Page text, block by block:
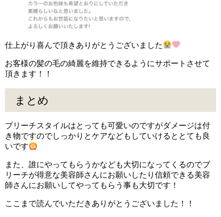
仕上がり喜んで頂きありがとうございました
お客様の髪の毛の綺麗を維持できるようにサポートさせて
頂きます！！
まとめ
ブリーチスタイルはとっても可愛いのですがダメージは付
き物ですのでしっかりとケアなどもしていけるととても良
いです
また、誰にやってもらうかなども大切になってくるのでブ
リーチが得意な美容師さんにお願いしたり信頼できる美容
師さんにお願いしてやってもらう事も大切です！
ここまで読んでいただきありがとうございました！！